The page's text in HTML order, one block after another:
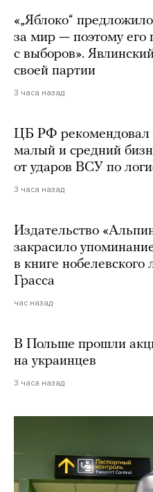
«„Яблоко“
за мир — поэтому его
с выборов».
своей партии
3 часа назад
ЦБ РФ рекомендовал
малый и средний
от ударов ВСУ по
3 часа назад
Издательство
закрасило
в книге нобелевского
Грасса
час назад
В Польше прошли
на украинцев
3 часа назад